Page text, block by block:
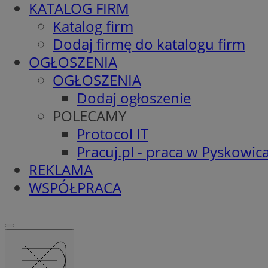
KATALOG FIRM
Katalog firm
Dodaj firmę do katalogu firm
OGŁOSZENIA
OGŁOSZENIA
Dodaj ogłoszenie
POLECAMY
Protocol IT
Pracuj.pl - praca w
REKLAMA
WSPÓŁPRACA